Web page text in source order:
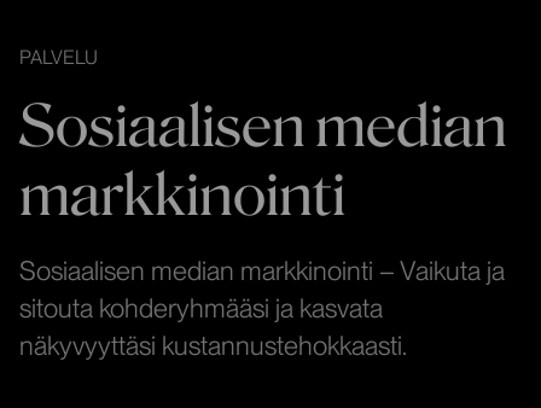
PALVELU
Sosiaalisen median
markkinointi
Sosiaalisen median markkinointi – Vaikuta ja
sitouta kohderyhmääsi ja kasvata
näkyvyyttäsi kustannustehokkaasti.